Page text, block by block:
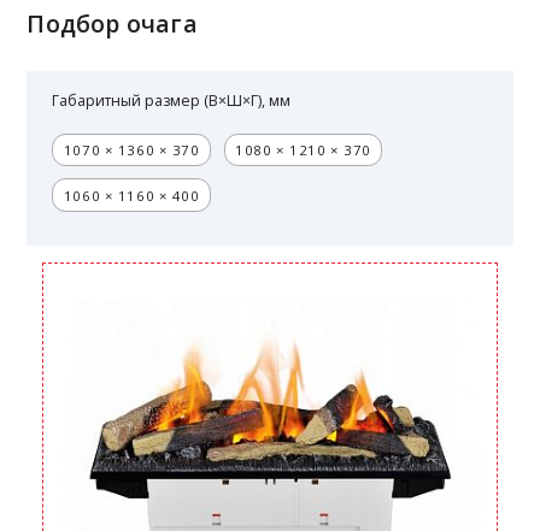
Подбор очага
Габаритный размер (В×Ш×Г), мм
1070 × 1360 × 370 1080 × 1210 × 370
1060 × 1160 × 400